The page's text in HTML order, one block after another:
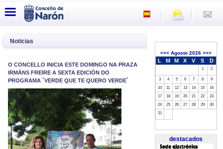
Noticias
O CONCELLO INICIA ESTE DOMINGO NA PRAZA
IRMÁNS FREIRE A SEXTA EDICIÓN DO
PROGRAMA ´VERDE QUE TE QUERO VERDE´
<<<Agosto 2026 >>>
L M M X V S D
1 2
3 4 5 6 7 8
9
10
11 12 13 14 15
16
17
18 19 20 21 22
23
24
25 26 27 28 29
30
31
destacados